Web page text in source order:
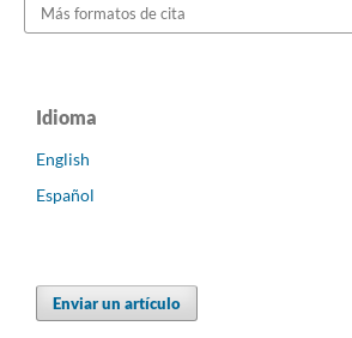
Más formatos de cita
Idioma
English
Español
Enviar un artículo